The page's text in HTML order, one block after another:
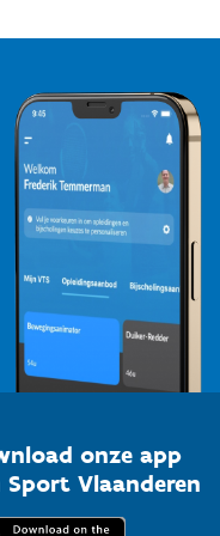
onze app
Sport Vlaanderen